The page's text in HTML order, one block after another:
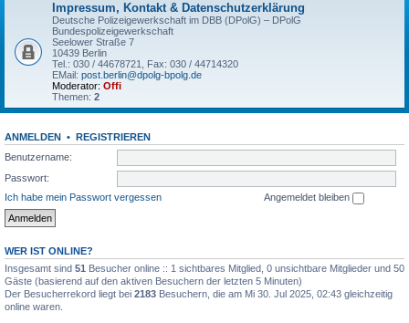
Impressum, Kontakt & Datenschutzerklärung
Deutsche Polizeigewerkschaft im DBB (DPolG) – DPolG
Bundespolizeigewerkschaft
Seelower Straße 7
10439 Berlin
Tel.: 030 / 44678721, Fax: 030 / 44714320
EMail: post.berlin@dpolg-bpolg.de
Moderator: Offi
Themen: 2
ANMELDEN • REGISTRIEREN
Benutzername:
Passwort:
Ich habe mein Passwort vergessen
Angemeldet bleiben
WER IST ONLINE?
Insgesamt sind 51 Besucher online :: 1 sichtbares Mitglied, 0 unsichtbare Mitglieder und 50
Gäste (basierend auf den aktiven Besuchern der letzten 5 Minuten)
Der Besucherrekord liegt bei 2183 Besuchern, die am Mi 30. Jul 2025, 02:43 gleichzeitig
online waren.